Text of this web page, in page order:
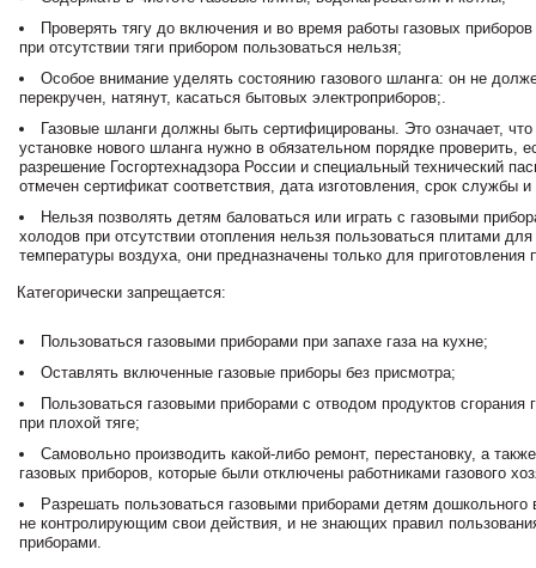
Проверять тягу до включения и во время работы газовых
при отсутствии тяги прибором пользоваться нельзя;
Особое внимание уделять состоянию газового шланга: он не
перекручен, натянут, касаться бытовых электроприборов;.
Газовые шланги должны быть сертифицированы. Это означает, что
установке нового шланга нужно в обязательном порядке проверить,
разрешение Госгортехнадзора России и специальный технический
отмечен сертификат соответствия, дата изготовления, срок службы
Нельзя позволять детям баловаться или играть с газовыми
холодов при отсутствии отопления нельзя пользоваться плитами
температуры воздуха, они предназначены только для приготовления
Категорически запрещается:
Пользоваться газовыми приборами при запахе газа на кухне;
Оставлять включенные газовые приборы без присмотра;
Пользоваться газовыми приборами с отводом продуктов сгорания
при плохой тяге;
Самовольно производить какой-либо ремонт, перестановку, а
газовых приборов, которые были отключены работниками газового
Разрешать пользоваться газовыми приборами детям дошкольного
не контролирующим свои действия, и не знающих правил
приборами.